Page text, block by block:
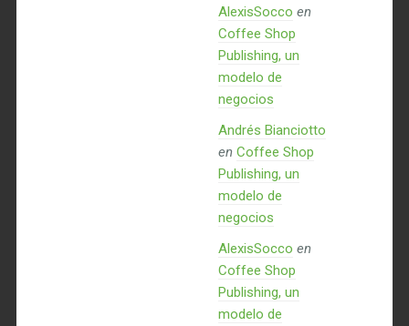
AlexisSocco en
Coffee Shop
Publishing, un
modelo de
negocios
Andrés Bianciotto
en Coffee Shop
Publishing, un
modelo de
negocios
AlexisSocco en
Coffee Shop
Publishing, un
modelo de